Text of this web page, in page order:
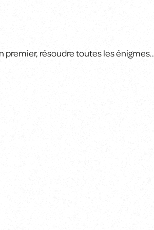
résoudre toutes les